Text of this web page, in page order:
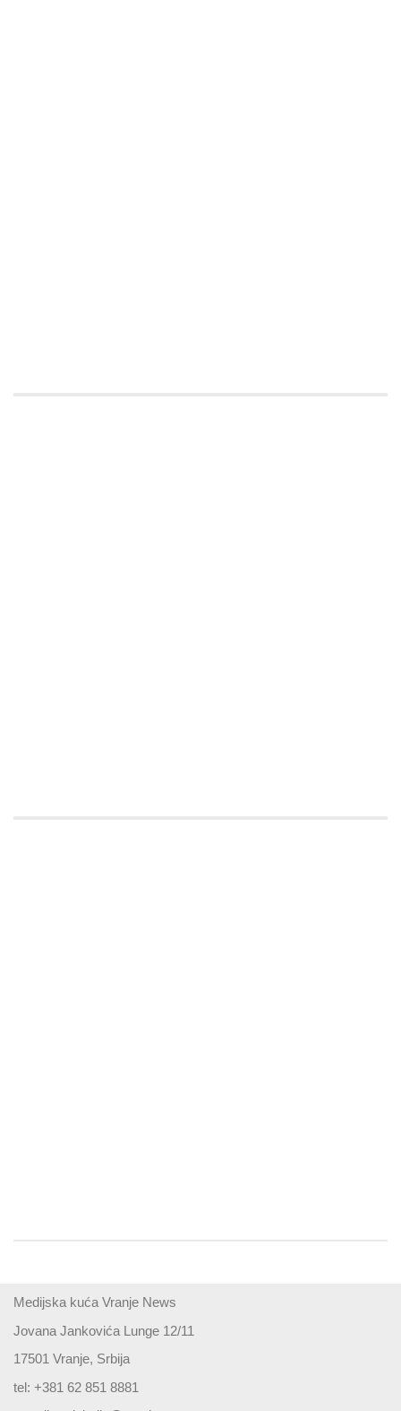
Medijska kuća Vranje News
Jovana Jankovića Lunge 12/11
17501 Vranje, Srbija
tel: +381 62 851 8881